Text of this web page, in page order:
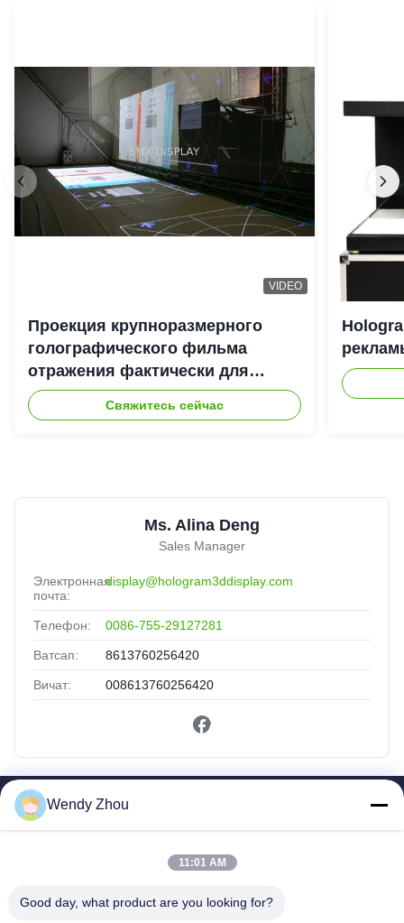
VIDEO
Проекция крупноразмерного
голографического фильма
отражения фактически для
системы репроектора Hologram
3D
Свяжитесь сейчас
Ms. Alina Deng
Sales Manager
Электронная
почта:
display@hologram3ddisplay.com
Телефон: 0086-755-29127281
Ватсап: 8613760256420
Вичат: 008613760256420
Продукты
Путешествие Фабрики
Wendy Zhou
11:01 AM
Good day, what product are you looking for?